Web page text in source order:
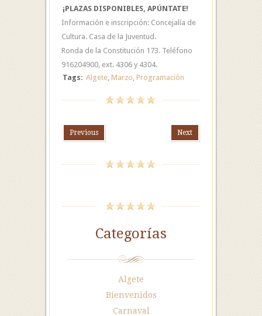
¡PLAZAS DISPONIBLES, APÚNTATE!
Información e inscripción: Concejalía de
Cultura. Casa de la Juventud.
Ronda de la Constitución 173. Teléfono
916204900, ext. 4306 y 4304.
Tags: Algete, Marzo, Programación
Previous Next
Categorías
Algete
Bienvenidos
Carnaval